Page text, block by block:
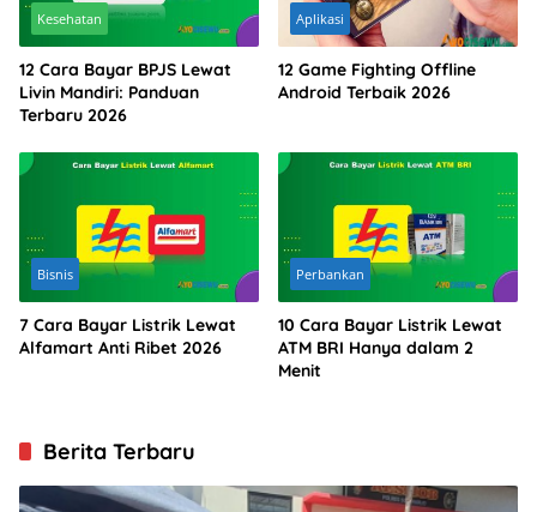
Kesehatan
12 Cara Bayar BPJS Lewat
Livin Mandiri: Panduan
Terbaru 2026
Aplikasi
12 Game Fighting Offline
Android Terbaik 2026
Bisnis
7 Cara Bayar Listrik Lewat
Alfamart Anti Ribet 2026
Perbankan
10 Cara Bayar Listrik Lewat
ATM BRI Hanya dalam 2
Menit
Berita Terbaru